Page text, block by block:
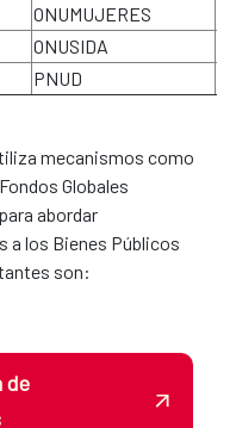
ONUMUJERES
ONUSIDA
PNUD
mecanismos como
Globales
abordar
los Bienes Públicos
son:
de